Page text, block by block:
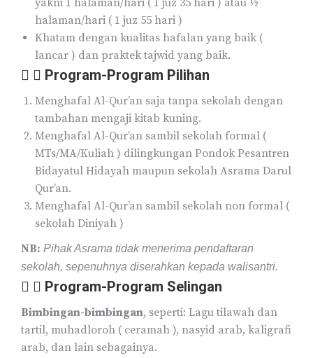
yakni 1 halaman/hari ( 1 juz 35 hari ) atau ½
halaman/hari ( 1 juz 55 hari )
Khatam dengan kualitas hafalan yang baik (
lancar ) dan praktek tajwid yang baik.
Program-Program Pilihan
Menghafal Al-Qur’an saja tanpa sekolah dengan
tambahan mengaji kitab kuning.
Menghafal Al-Qur’an sambil sekolah formal (
MTs/MA/Kuliah ) dilingkungan Pondok Pesantren
Bidayatul Hidayah maupun sekolah Asrama Darul
Qur’an.
Menghafal Al-Qur’an sambil sekolah non formal (
sekolah Diniyah )
NB: Pihak Asrama tidak menerima pendaftaran
sekolah, sepenuhnya diserahkan kepada walisantri.
Program-Program Selingan
Bimbingan-bimbingan, seperti: Lagu tilawah dan
tartil, muhadloroh ( ceramah ), nasyid arab, kaligrafi
arab, dan lain sebagainya.